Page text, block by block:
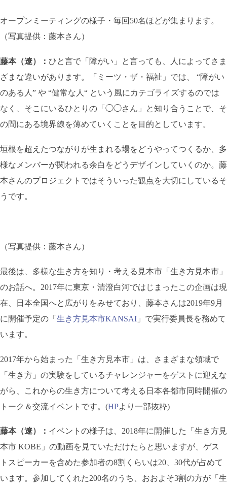
オープンミーティングの様子・毎回50名ほどが集まります。
（写真提供：藤本さん）
藤本（遼）： ひと言で「障がい」と言っても、人によってさま
ざまな違いがあります。「ミーツ・ザ・福祉」では、 “障がい
のある人” や “健常な人“ という風にカテゴライズするのでは
なく、そこにいるひとりの「◯◯さん」と知り合うことで、そ
の間にある境界線を薄めていくことを目的としています。
垣根を超えたつながりが生まれる場をどうやってつくるか、多
様なメンバーが関われる余白をどうデザインしていくのか。藤
本さんのプロジェクトではそういった観点を大切にしているそ
うです。
（写真提供：藤本さん）
最後は、多様な生き方を知り・考える見本市「生き方見本市」
のお話へ。2017年に東京・清澄白河ではじまったこの企画は現
在、日本全国へと広がりをみせており、藤本さんは2019年9月
に開催予定の「 生き方見本市KANSAI 」で実行委員長を務めて
います。
2017年から始まった「生き方見本市」は、さまざまな領域で
「生き方」の実験をしているチャレンジャーをゲストに迎えな
がら、これからの生き方について考える日本各都市同時開催の
トーク＆交流イベントです。(HPより一部抜粋)
藤本（遼）： イベントの様子は、2018年に開催した「生き方見
本市 KOBE」の動画を見ていただけたらと思いますが、ゲス
トスピーカーを含めた参加者の8割くらいは20、30代が占めて
います。参加してくれた200名のうち、おおよそ3割の方が「生